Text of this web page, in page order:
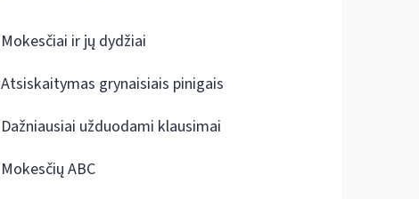
Mokesčiai ir jų dydžiai
Atsiskaitymas grynaisiais pinigais
Dažniausiai užduodami klausimai
Mokesčių ABC